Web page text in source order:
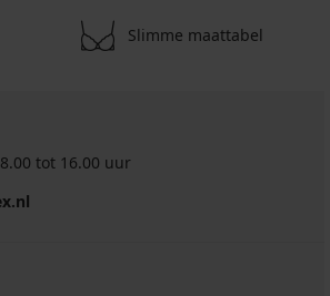
Slimme maattabel
tot 16.00 uur